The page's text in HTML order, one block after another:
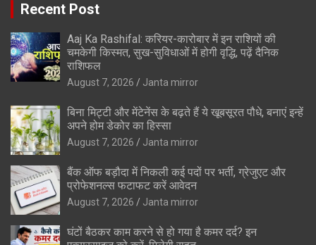
Recent Post
Aaj Ka Rashifal: करियर-कारोबार में इन राशियों की
चमकेगी किस्मत, सुख-सुविधाओं में होगी वृद्धि, पढ़ें दैनिक
राशिफल
August 7, 2026 Janta mirror
बिना मिट्टी और मेंटेनेंस के बढ़ते हैं ये खूबसूरत पौधे, बनाएं इन्‍हें
अपने होम डेकोर का हिस्‍सा
August 7, 2026 Janta mirror
बैंक ऑफ बड़ौदा में निकली कई पदों पर भर्ती, ग्रेजुएट और
प्रोफेशनल्स फटाफट करें आवेदन
August 7, 2026 Janta mirror
घंटों बैठकर काम करने से हो गया है कमर दर्द? इन